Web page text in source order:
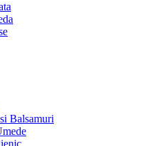
Balsamuri